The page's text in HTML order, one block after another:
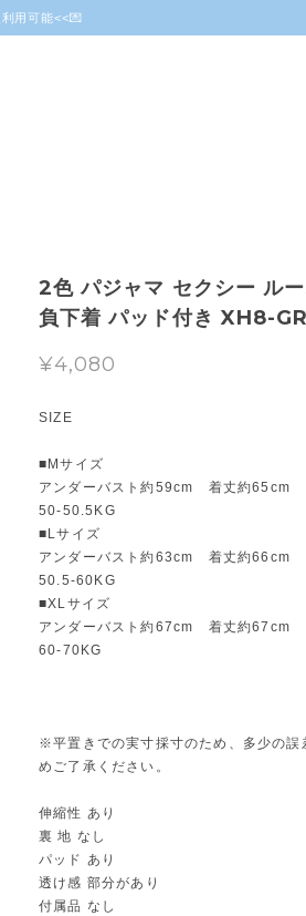
用可能<<💌
2色 パジャマ セクシー ル
負下着 パッド付き XH8-
¥4,080
SIZE
■Mサイズ
アンダーバスト約59cm 着丈約65cm
50-50.5KG
■Lサイズ
アンダーバスト約63cm 着丈約66cm
50.5-60KG
■XLサイズ
アンダーバスト約67cm 着丈約67cm
60-70KG
※平置きでの実寸採寸のため、多少の誤
めご了承ください。
伸縮性 あり
裏 地 なし
パッド あり
透け感 部分があり
付属品 なし